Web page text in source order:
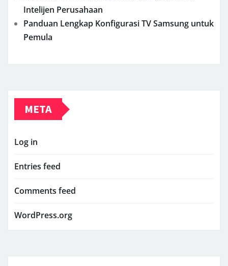
Intelijen Perusahaan
Panduan Lengkap Konfigurasi TV Samsung untuk
Pemula
META
Log in
Entries feed
Comments feed
WordPress.org